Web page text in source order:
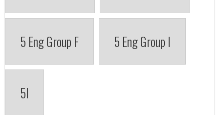
5 Eng Group F 5 Eng Group I
5I